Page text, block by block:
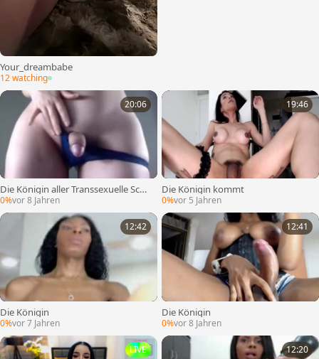
Your_dreambabe
12 watching
20:06
Die Königin aller Transsexuelle Schö
nheiten
0%vor 8 Jahren
19:46
Die Königin kommt
0%vor 5 Jahren
12:42
Die Königin
0%vor 7 Jahren
12:41
Die Königin
0%vor 8 Jahren
LIVE 12:20